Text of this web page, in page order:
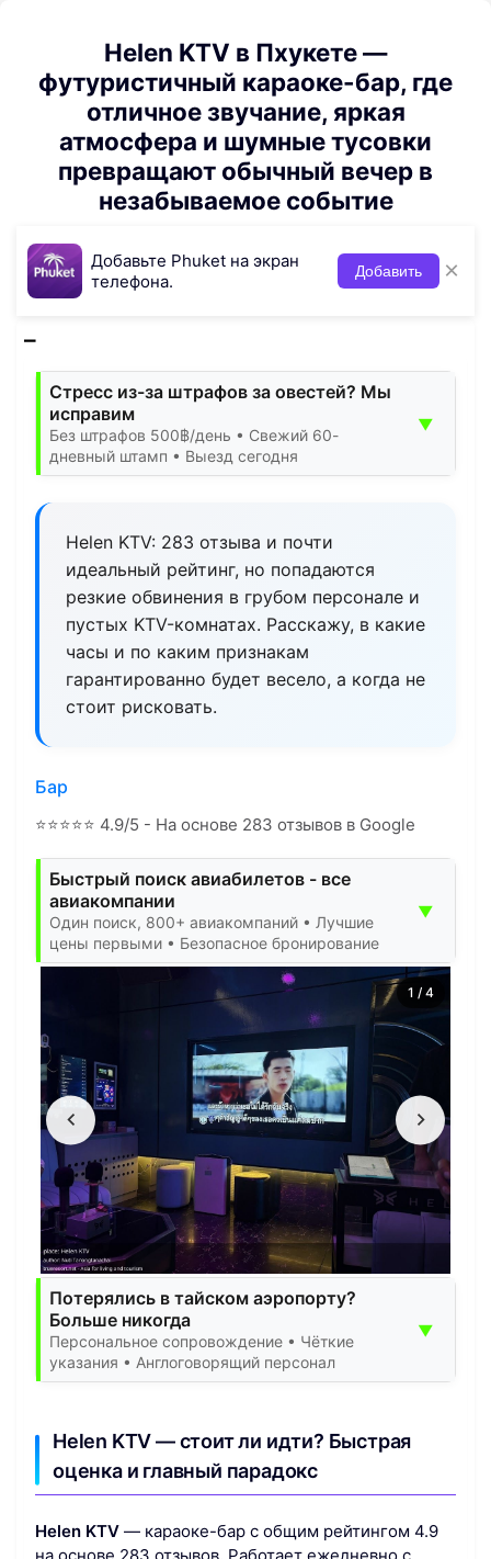
Helen KTV в Пхукете —
футуристичный караоке-бар, где
отличное звучание, яркая
атмосфера и шумные тусовки
превращают обычный вечер в
незабываемое событие
Добавьте Phuket на экран
телефона.
Добавить ×
Стресс из-за штрафов за овестей? Мы
исправим
Без штрафов 500฿/день • Свежий 60-
дневный штамп • Выезд сегодня
▼
Helen KTV: 283 отзыва и почти
идеальный рейтинг, но попадаются
резкие обвинения в грубом персонале и
пустых KTV-комнатах. Расскажу, в какие
часы и по каким признакам
гарантированно будет весело, а когда не
стоит рисковать.
Бар
⭐⭐⭐⭐⭐ 4.9/5 - На основе 283 отзывов в Google
Быстрый поиск авиабилетов - все
авиакомпании
Один поиск, 800+ авиакомпаний • Лучшие
цены первыми • Безопасное бронирование
▼
1 / 4
Потерялись в тайском аэропорту?
Больше никогда
Персональное сопровождение • Чёткие
указания • Англоговорящий персонал
▼
Helen KTV — стоит ли идти? Быстрая
оценка и главный парадокс
Helen KTV — караоке-бар с общим рейтингом 4.9